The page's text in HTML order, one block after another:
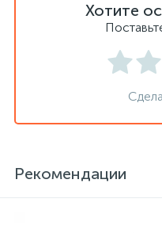
Хотите
Рекомендации
Сейфы мебельные
Сейфы огне-
Сейфы
Сейфы оружейные